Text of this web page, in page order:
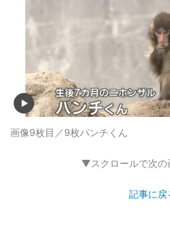
画像9枚目／9枚パンチくん
▼スクロールで次
記事に戻